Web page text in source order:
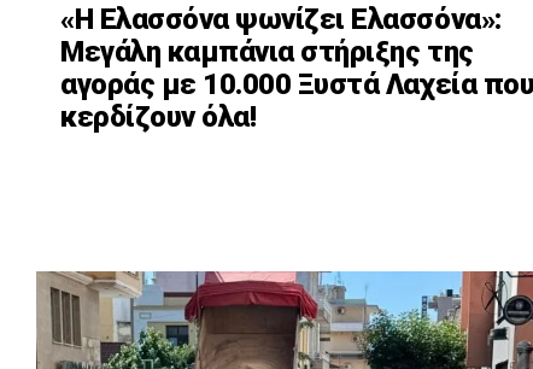
«Η Ελασσόνα ψωνίζει Ελασσόνα»:
Μεγάλη καμπάνια στήριξης της
αγοράς με 10.000 Ξυστά Λαχεία που
κερδίζουν όλα!